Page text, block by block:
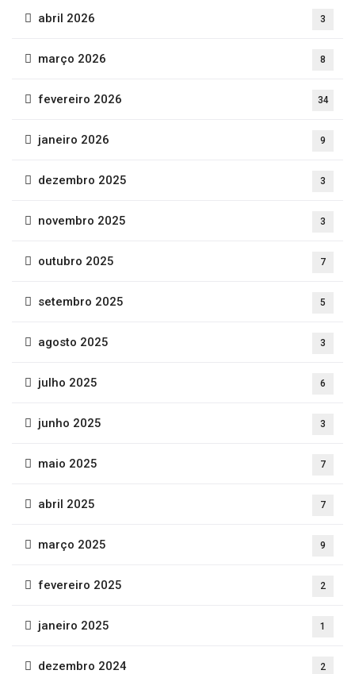
abril 2026 3
março 2026 8
fevereiro 2026 34
janeiro 2026 9
dezembro 2025 3
novembro 2025 3
outubro 2025 7
setembro 2025 5
agosto 2025 3
julho 2025 6
junho 2025 3
maio 2025 7
abril 2025 7
março 2025 9
fevereiro 2025 2
janeiro 2025 1
dezembro 2024 2